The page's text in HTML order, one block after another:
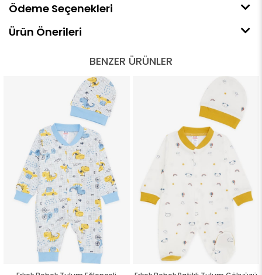
Ödeme Seçenekleri
Ürün Önerileri
BENZER ÜRÜNLER